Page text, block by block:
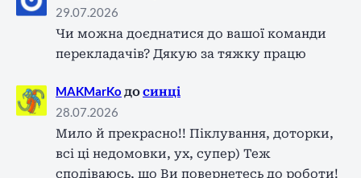
29.07.2026
Чи можна доєднатися до вашої команди
перекладачів? Дякую за тяжку працю
MAKMarKo досинці
28.07.2026
Мило й прекрасно!! Піклування, доторки,
всі ці недомовки, ух, супер) Теж
сподіваюсь, що Ви повернетесь до роботи!